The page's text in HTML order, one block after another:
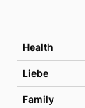
Health
Liebe
Family